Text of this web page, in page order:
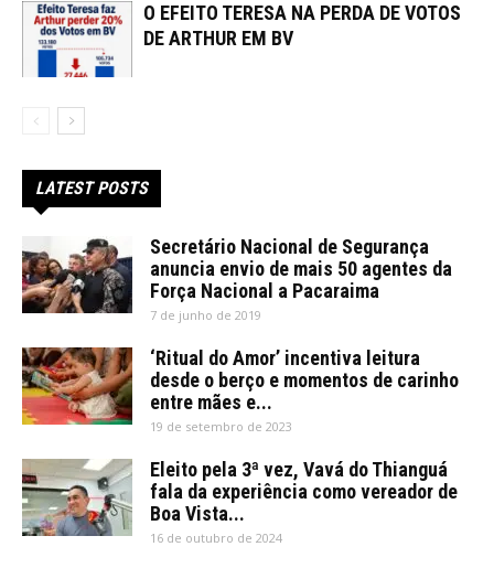
O EFEITO TERESA NA PERDA DE VOTOS
DE ARTHUR EM BV
LATEST POSTS
Secretário Nacional de Segurança
anuncia envio de mais 50 agentes da
Força Nacional a Pacaraima
7 de junho de 2019
‘Ritual do Amor’ incentiva leitura
desde o berço e momentos de carinho
entre mães e...
19 de setembro de 2023
Eleito pela 3ª vez, Vavá do Thianguá
fala da experiência como vereador de
Boa Vista...
16 de outubro de 2024